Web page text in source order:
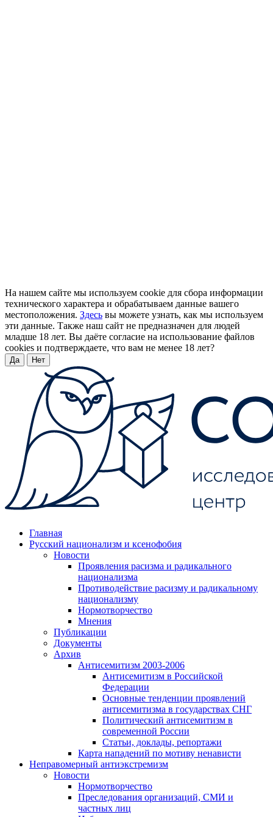
На нашем сайте мы используем cookie для сбора информации
технического характера и обрабатываем данные вашего
местоположения. Здесь вы можете узнать, как мы используем
эти данные. Также наш сайт не предназначен для людей
младше 18 лет. Вы даёте согласие на использование файлов
cookies и подтверждаете, что вам не менее 18 лет?
Да Нет
Главная
Русский национализм и ксенофобия
Новости
Проявления расизма и радикального
национализма
Противодействие расизму и радикальному
национализму
Нормотворчество
Мнения
Публикации
Документы
Архив
Антисемитизм 2003-2006
Антисемитизм в Российской
Федерации
Основные тенденции проявлений
антисемитизма в государствах СНГ
Политический антисемитизм в
современной России
Статьи, доклады, репортажи
Карта нападений по мотиву ненависти
Неправомерный антиэкстремизм
Новости
Нормотворчество
Преследования организаций, СМИ и
частных лиц